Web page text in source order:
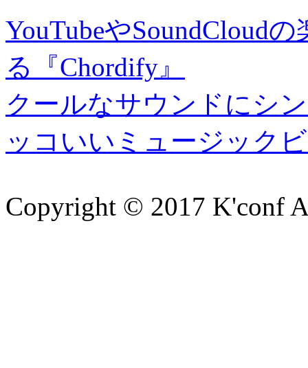
YouTubeやSoundCloud
る『Chordify』
クールなサウンドにシ
ッコいいミュージック
Copyright © 2017 K'conf